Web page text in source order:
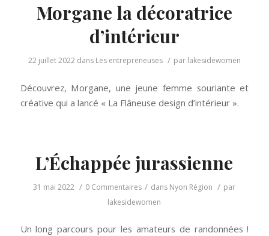
Morgane la décoratrice
d’intérieur
22 juillet 2022 dans Les entrepreneuses / par lakesidewomen
Découvrez, Morgane, une jeune femme souriante et
créative qui a lancé « La Flâneuse design d’intérieur ».
L’Échappée jurassienne
31 mai 2022 / 0 Commentaires / dans Nyon Région / par
lakesidewomen
Un long parcours pour les amateurs de randonnées !